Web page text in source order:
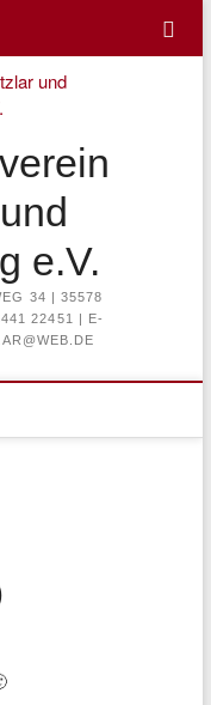
e.V.
34 | 35578
22451 | E-